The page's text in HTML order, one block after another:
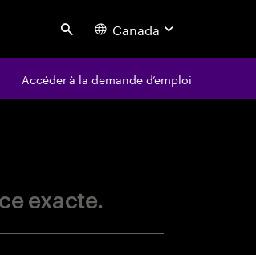
Search Canada
Accéder à la demande d’emploi
exacte.